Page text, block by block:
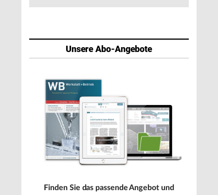
Unsere Abo-Angebote
Finden Sie das passende Angebot und